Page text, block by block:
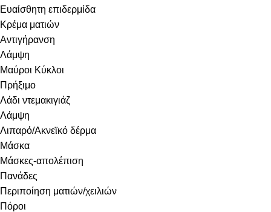
Ευαίσθητη επιδερμίδα
Κρέμα ματιών
Αντιγήρανση
Λάμψη
Μαύροι Κύκλοι
Πρήξιμο
Λάδι ντεμακιγιάζ
Λάμψη
Λιπαρό/Ακνεϊκό δέρμα
Μάσκα
Μάσκες-απολέπιση
Πανάδες
Περιποίηση ματιών/χειλιών
Πόροι